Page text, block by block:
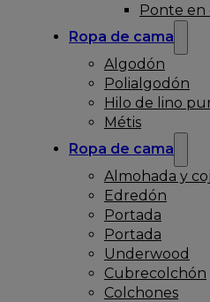
Ponte en
Ropa de cama
Algodón
Polialgodón
Hilo de lino
Métis
Ropa de cama
Almohada y
Edredón
Portada
Portada
Underwood
Cubrecolchón
Colchones